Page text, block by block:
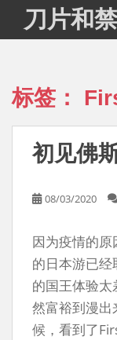
i
刀片和
标签：
初见佛
08/03/2020
因为疫情的
的日本游已
的国王体验
然富裕到漫
候，看到了